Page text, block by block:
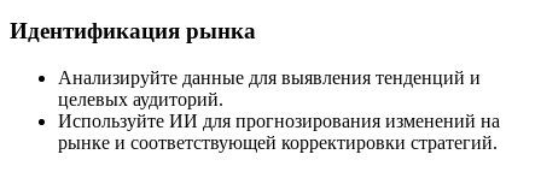
Идентификация рынка
Анализируйте данные для выявления тенденций и
целевых аудиторий.
Используйте ИИ для прогнозирования изменений на
рынке и соответствующей корректировки стратегий.